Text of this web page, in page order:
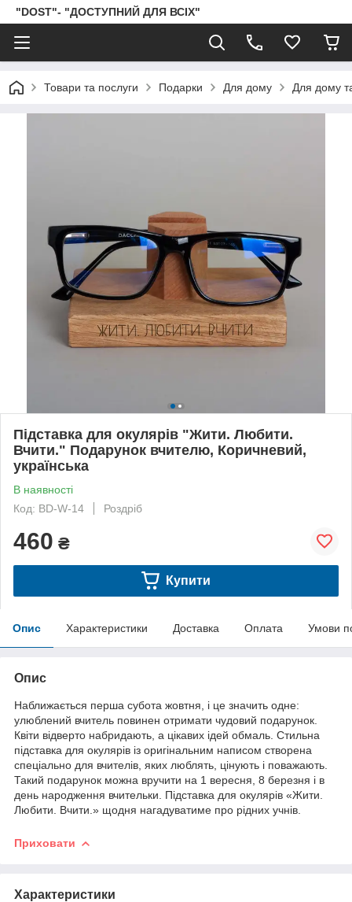
"DOST"- "ДОСТУПНИЙ ДЛЯ ВСІХ"
Товари та послуги Подарки Для дому Для дому
Підставка для окулярів "Жити. Любити.
Вчити." Подарунок вчителю, Коричневий,
українська
В наявності
Код: BD-W-14
Роздріб
460 ₴
Купити
Опис Характеристики Доставка Оплата Умови
Опис
Наближається перша субота жовтня, і це значить одне:
улюблений вчитель повинен отримати чудовий подарунок.
Квіти відверто набридають, а цікавих ідей обмаль. Стильна
підставка для окулярів із оригінальним написом створена
спеціально для вчителів, яких люблять, цінують і поважають.
Такий подарунок можна вручити на 1 вересня, 8 березня і в
день народження вчительки. Підставка для окулярів «Жити.
Любити. Вчити.» щодня нагадуватиме про рідних учнів.
Приховати
Характеристики